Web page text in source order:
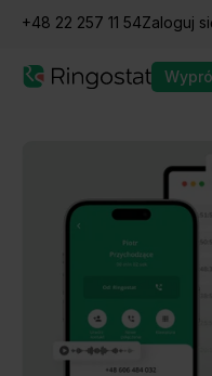
+48 22 257 11 54Zaloguj